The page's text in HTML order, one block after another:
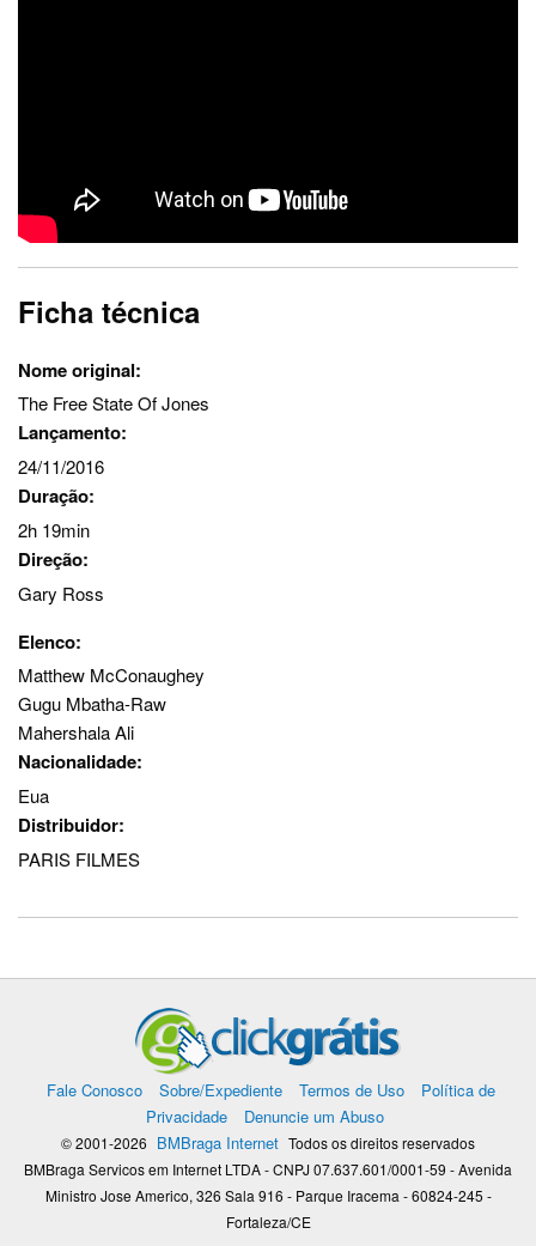
Ficha técnica
Nome original:
The Free State Of Jones
Lançamento:
24/11/2016
Duração:
2h 19min
Direção:
Gary Ross
Elenco:
Matthew McConaughey
Gugu Mbatha-Raw
Mahershala Ali
Nacionalidade:
Eua
Distribuidor:
PARIS FILMES
Fale Conosco Sobre/Expediente Termos de Uso
Política de
Privacidade
Denuncie um Abuso
© 2001-2026 BMBraga Internet Todos os direitos reservados
BMBraga Servicos em Internet LTDA - CNPJ 07.637.601/0001-59 - Avenida
Ministro Jose Americo, 326 Sala 916 - Parque Iracema - 60824-245 -
Fortaleza/CE